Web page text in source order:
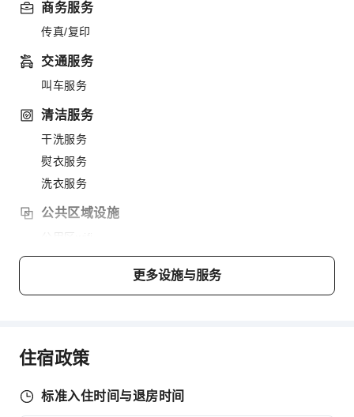
商务服务
传真/复印
交通服务
叫车服务
清洁服务
干洗服务
熨衣服务
洗衣服务
公共区域设施
电梯
公共休息室/电视室
礼宾服务
更多设施与服务
住宿政策
标准入住时间与退房时间